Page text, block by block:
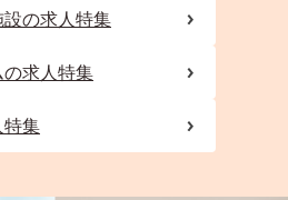
の求人特集
求人特集
集